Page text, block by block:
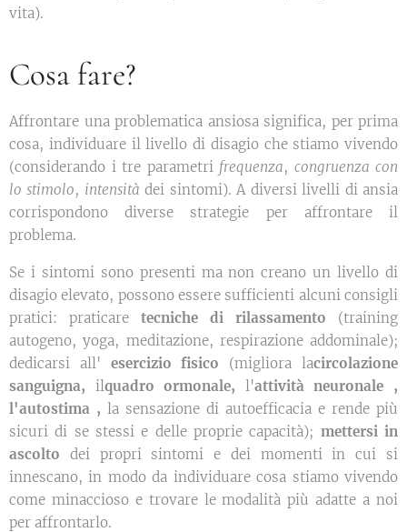
vita).
Cosa fare?
Affrontare una problematica ansiosa significa, per prima
cosa, individuare il livello di disagio che stiamo vivendo
(considerando i tre parametri frequenza, congruenza con
lo stimolo, intensità dei sintomi). A diversi livelli di ansia
corrispondono diverse strategie per affrontare il
problema.
Se i sintomi sono presenti ma non creano un livello di
disagio elevato, possono essere sufficienti alcuni consigli
pratici: praticare tecniche di rilassamento (training
autogeno, yoga, meditazione, respirazione addominale);
dedicarsi all' esercizio fisico (migliora lacircolazione
sanguigna, ilquadro ormonale, l'attività neuronale ,
l'autostima , la sensazione di autoefficacia e rende più
sicuri di se stessi e delle proprie capacità); mettersi in
ascolto dei propri sintomi e dei momenti in cui si
innescano, in modo da individuare cosa stiamo vivendo
come minaccioso e trovare le modalità più adatte a noi
per affrontarlo.